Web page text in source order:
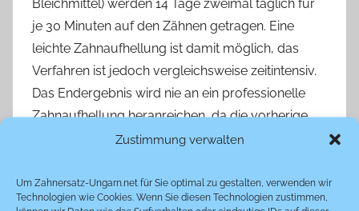
Zustimmung verwalten
Um Zahnersatz-Ungarn.net für Sie optimal zu gestalten, verwenden wir
Technologien wie Cookies. Wenn Sie diesen Technologien zustimmen,
Bleichmittel) werden 14 Tage zweimal täglich für
je 30 Minuten auf den Zähnen getragen. Eine
leichte Zahnaufhellung ist damit möglich, das
Verfahren ist jedoch vergleichsweise zeitintensiv.
Das Endergebnis wird nie an ein professionelle
Zahnaufhellung heranreichen, da die vorherige
Zahnreinigung fehlt, sich die Streifen nie ganz
nur die Aussenseite der Zähne behandelt wird –
Zähne sind jedoch lichtdurchlässig, daher